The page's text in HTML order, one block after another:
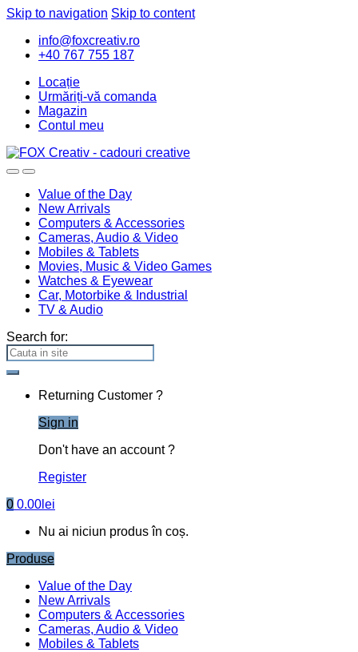
Skip to navigation Skip to content
info@foxcreativ.ro
+40 767 755 187
Locație
Urmăriți-vă comanda
Magazin
Contul meu
Value of the Day
New Arrivals
Computers & Accessories
Cameras, Audio & Video
Mobiles & Tablets
Movies, Music & Video Games
Watches & Eyewear
Car, Motorbike & Industrial
TV & Audio
Search for:
Returning Customer ?
Sign in
Don't have an account ?
Register
0 0.00 lei
Nu ai niciun produs în coș.
Produse
Value of the Day
New Arrivals
Computers & Accessories
Cameras, Audio & Video
Mobiles & Tablets